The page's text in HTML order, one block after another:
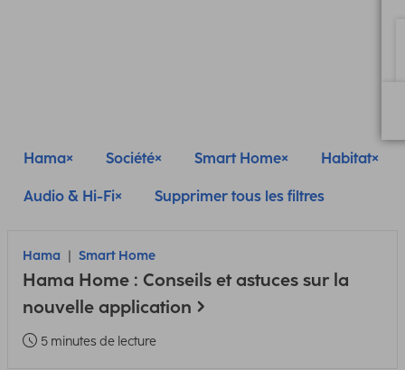
Hama Société Smart Home Habitat
Audio & Hi-Fi Supprimer tous les filtres
Hama Smart Home
Hama Home : Conseils et astuces sur la
nouvelle application
5 minutes de lecture